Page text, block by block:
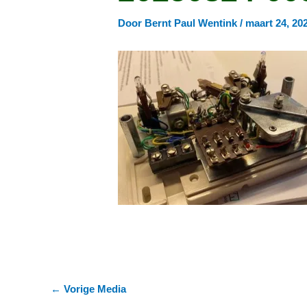
Door Bernt Paul Wentink/ maart 24,
← Vorige Media